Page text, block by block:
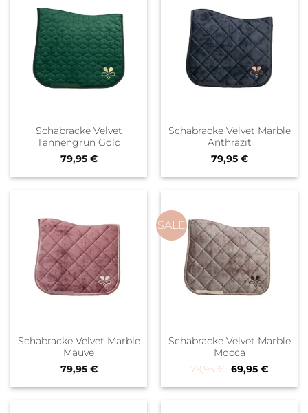
Schabracke Velvet
Tannengrün Gold
79,95 €
Schabracke Velvet Marble
Anthrazit
79,95 €
Schabracke Velvet Marble
Mauve
79,95 €
SALE
Schabracke Velvet Marble
Mocca
79,95€ Ursprünglicher
69,95 €